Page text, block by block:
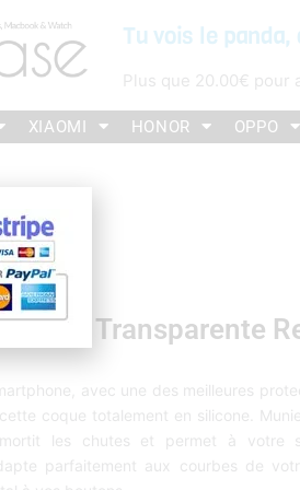
Tu vois le panda,
Plus que 20.00€ pour
XIAOMI HONOR OPPO
7/8 Transparente
avec une des meilleures
coque totalement en silicone.
les chutes et permet à votre
parfaitement aux courbes de